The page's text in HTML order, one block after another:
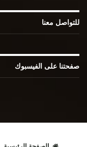
للتواصل معنا
صفحتنا على الفيسبوك